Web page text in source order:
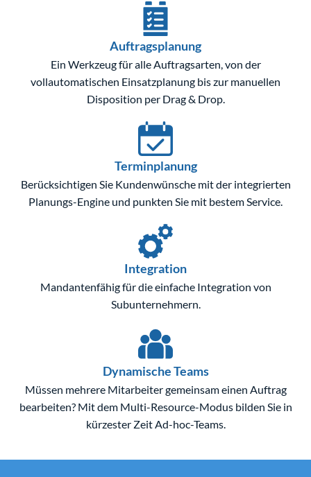
Auftragsplanung
Ein Werkzeug für alle Auftragsarten, von der
vollautomatischen Einsatzplanung bis zur manuellen
Disposition per Drag & Drop.
Terminplanung
Berücksichtigen Sie Kundenwünsche mit der integrierten
Planungs-Engine und punkten Sie mit bestem Service.
Integration
Mandantenfähig für die einfache Integration von
Subunternehmern.
Dynamische Teams
Müssen mehrere Mitarbeiter gemeinsam einen Auftrag
bearbeiten? Mit dem Multi-Resource-Modus bilden Sie in
kürzester Zeit Ad-hoc-Teams.